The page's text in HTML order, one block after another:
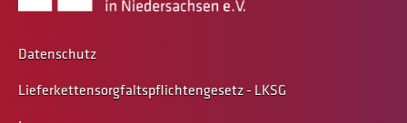
Datenschutz
Lieferkettensorgfaltspflichtengesetz - LKSG